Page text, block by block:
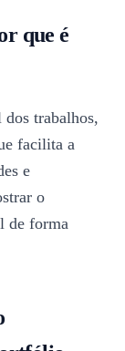
que é
trabalhos,
facilita a
e
o
de forma